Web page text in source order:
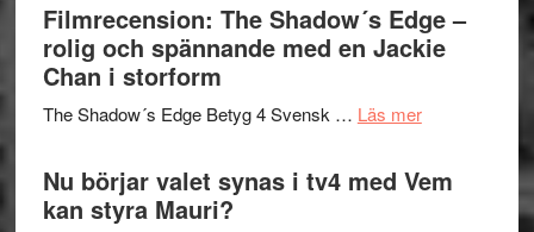
Pöntinen
avslutar
in
till
och
Filmrecension: The Shadow´s Edge –
rolig och spännande med en Jackie
Chan i storform
The Shadow´s Edge Betyg 4 Svensk … Läs merom
Shadow
Nu börjar valet synas i tv4 med Vem
kan styra Mauri?